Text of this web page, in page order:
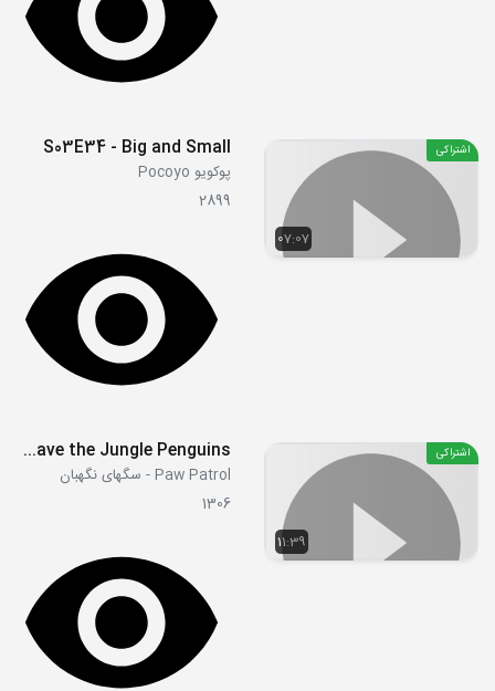
07:07
اشتراکی S03E34 - Big and Small
پوکویو Pocoyo
2899
11:39
اشتراکی S06E01a - Pups Save the Jungle Penguins
Paw Patrol - سگهای نگهبان
1306